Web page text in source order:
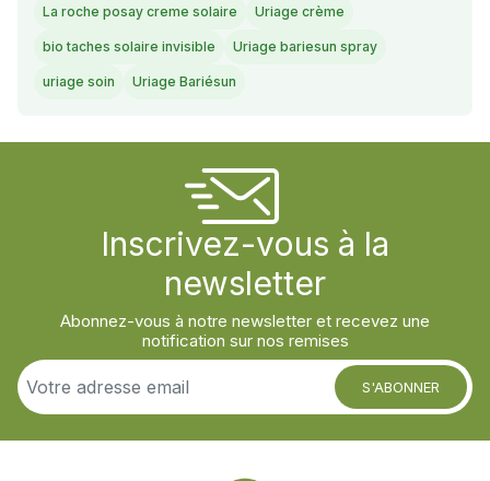
La roche posay creme solaire Uriage crème
bio taches solaire invisible Uriage bariesun spray
uriage soin Uriage Bariésun
Inscrivez-vous à la
newsletter
Abonnez-vous à notre newsletter et recevez une
notification sur nos remises
S'ABONNER